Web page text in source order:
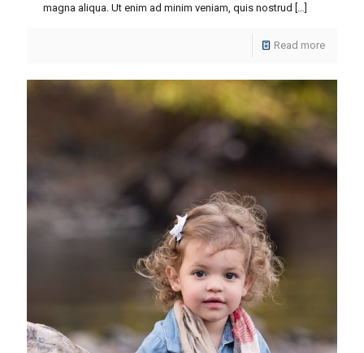
magna aliqua. Ut enim ad minim veniam, quis nostrud […]
Read more